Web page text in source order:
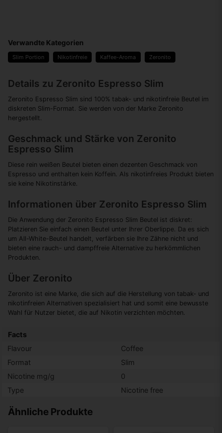
Ähnliche Produkte
Verwandte Kategorien
Slim Portion Nikotinfreie Kaffee-Aroma Zeronito
Details zu Zeronito Espresso Slim
Zeronito Espresso Slim sind 100% tabak- und nikotinfreie Beutel im
diskreten Slim-Format. Sie werden von der Marke Zeronito
hergestellt.
Geschmack und Stärke von Zeronito
Espresso Slim
Diese rein weißen Beutel bieten einen dezenten Geschmack von
Espresso und enthalten kein Koffein. Als nikotinfreies Produkt bieten
sie keine Nikotinstärke.
Informationen über Zeronito Espresso Slim
Die Anwendung der Zeronito Espresso Slim Beutel ist diskret:
Platzieren Sie einfach einen Beutel unter Ihrer Oberlippe. Da es sich
um All-White-Beutel handelt, verfärben sie Ihre Zähne nicht und
bieten eine rauch- und dampffreie Alternative zu herkömmlichen
Produkten.
Über Zeronito
Zeronito ist eine Marke, die sich auf die Herstellung von tabak- und
nikotinfreien Alternativen spezialisiert hat und somit eine bewusste
Wahl für Nutzer bietet, die auf Nikotin verzichten möchten.
Facts
Flavour
Coffee
Format
Slim
Nicotine mg/g
0
Type
Nicotine free